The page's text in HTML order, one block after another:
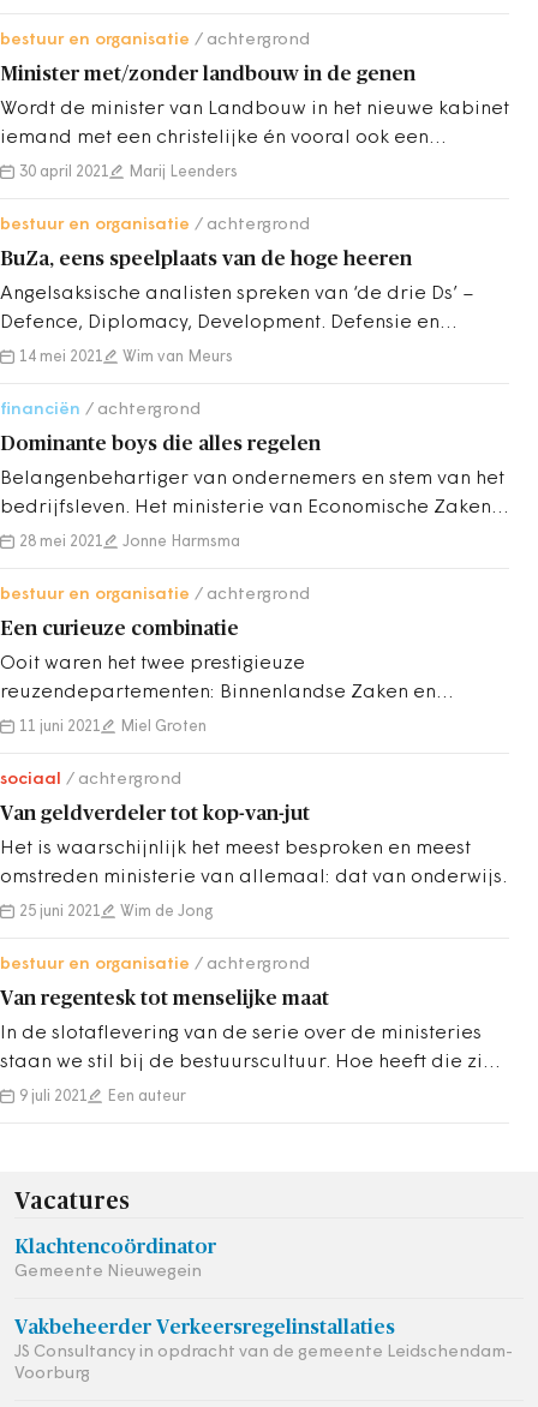
bestuur en organisatie achtergrond
Minister met/zonder landbouw in de genen
Wordt de minister van Landbouw in het nieuwe kabinet
iemand met een christelijke én vooral ook een
agrarische achtergrond?
30 april 2021 Marij Leenders
bestuur en organisatie achtergrond
BuZa, eens speelplaats van de hoge heeren
Angelsaksische analisten spreken van ‘de drie Ds’ –
Defence, Diplomacy, Development. Defensie en
diplomatie: zekerheden van kabinetsformatie
14 mei 2021 Wim van Meurs
financiën achtergrond
Dominante boys die alles regelen
Belangenbehartiger van ondernemers en stem van het
bedrijfsleven. Het ministerie van Economische Zaken
(EZ) richt zich op bedrijvigheid.
28 mei 2021 Jonne Harmsma
bestuur en organisatie achtergrond
Een curieuze combinatie
Ooit waren het twee prestigieuze
reuzendepartementen: Binnenlandse Zaken en
Koloniën. In de twintigste eeuw slankten beide
11 juni 2021 Miel Groten
sociaal achtergrond
Van geldverdeler tot kop-van-jut
Het is waarschijnlijk het meest besproken en meest
omstreden ministerie van allemaal: dat van onderwijs.
25 juni 2021 Wim de Jong
bestuur en organisatie achtergrond
Van regentesk tot menselijke maat
In de slotaflevering van de serie over de ministeries
staan we stil bij de bestuurscultuur. Hoe heeft die zich
de afgelopen decennia…
9 juli 2021 Een auteur
Vacatures
Klachtencoördinator
Gemeente Nieuwegein
Vakbeheerder Verkeersregelinstallaties
JS Consultancy in opdracht van de gemeente Leidschendam-
Voorburg